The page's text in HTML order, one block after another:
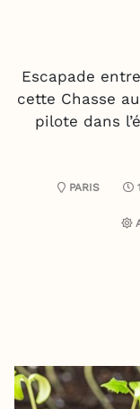
Escapade
cette Chasse
pilote dans
PARIS